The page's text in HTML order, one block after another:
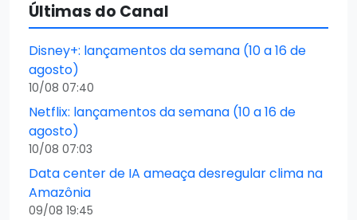
Últimas do Canal
Disney+: lançamentos da semana (10 a 16 de
agosto)
10/08 07:40
Netflix: lançamentos da semana (10 a 16 de
agosto)
10/08 07:03
Data center de IA ameaça desregular clima na
Amazônia
09/08 19:45